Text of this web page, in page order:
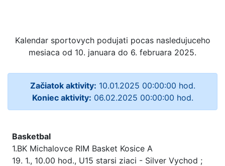
Kalendar sportovych podujati pocas nasledujuceho
mesiaca od 10. januara do 6. februara 2025.
Začiatok aktivity: 10.01.2025 00:00:00 hod.
Koniec aktivity: 06.02.2025 00:00:00 hod.
Basketbal
1.BK Michalovce RIM Basket Kosice A
19. 1., 10.00 hod., U15 starsi ziaci - Silver Vychod ;